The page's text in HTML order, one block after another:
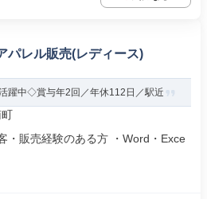
パレル販売(レディース)
躍中◇賞与年2回／年休112日／駅近
・販売経験のある方 ・Word・Exce